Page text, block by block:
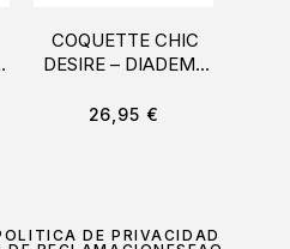
COQUETTE CHIC
DESIRE – DIADEMA
GATO
26,95 €
DE PRIVACIDAD